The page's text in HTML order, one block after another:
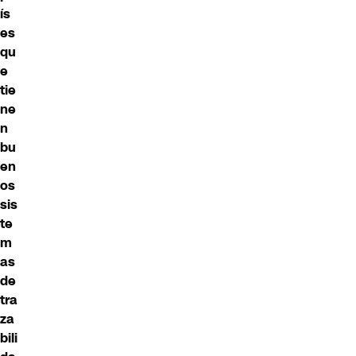
ís
es
qu
e
tie
ne
n
bu
en
os
sis
te
m
as
de
tra
za
bili